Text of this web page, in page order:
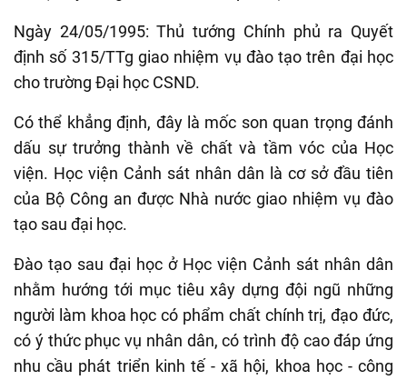
Ngày 24/05/1995: Thủ tướng Chính phủ ra Quyết
định số 315/TTg giao nhiệm vụ đào tạo trên đại học
cho trường Đại học CSND.
Có thể khẳng định, đây là mốc son quan trọng đánh
dấu sự trưởng thành về chất và tầm vóc của Học
viện. Học viện Cảnh sát nhân dân là cơ sở đầu tiên
của Bộ Công an được Nhà nước giao nhiệm vụ đào
tạo sau đại học.
Đào tạo sau đại học ở Học viện Cảnh sát nhân dân
nhằm hướng tới mục tiêu xây dựng đội ngũ những
người làm khoa học có phẩm chất chính trị, đạo đức,
có ý thức phục vụ nhân dân, có trình độ cao đáp ứng
nhu cầu phát triển kinh tế - xã hội, khoa học - công